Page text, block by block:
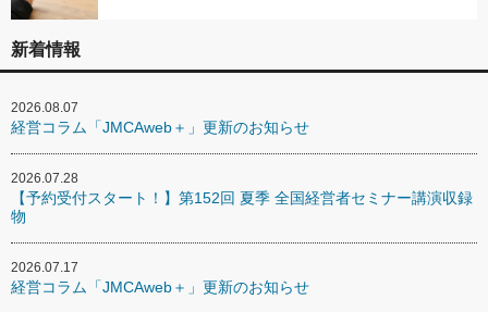
新着情報
2026.08.07
経営コラム「JMCAweb＋」更新のお知らせ
2026.07.28
【予約受付スタート！】第152回 夏季 全国経営者セミナー講演収録
物
2026.07.17
経営コラム「JMCAweb＋」更新のお知らせ